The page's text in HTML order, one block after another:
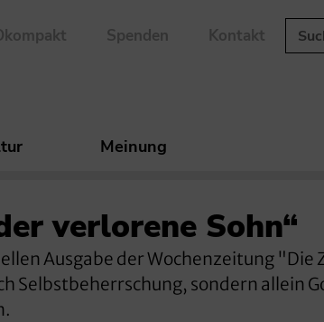
Spenden Kontakt
Meinung
verlorene Sohn“
Ausgabe der Wochenzeitung "Die
Selbstbeherrschung, sondern allein